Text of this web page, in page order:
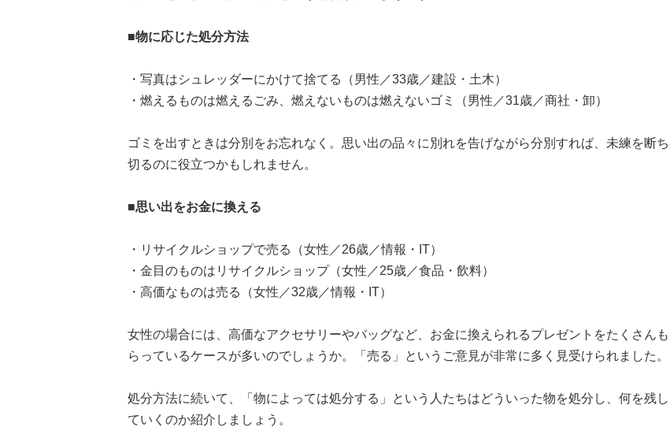
■物に応じた処分方法
・写真はシュレッダーにかけて捨てる（男性／33歳／建設・土木）
・燃えるものは燃えるごみ、燃えないものは燃えないゴミ（男性／31歳／商社・卸）
ゴミを出すときは分別をお忘れなく。思い出の品々に別れを告げながら分別すれば、未練を断ち
切るのに役立つかもしれません。
■思い出をお金に換える
・リサイクルショップで売る（女性／26歳／情報・IT）
・金目のものはリサイクルショップ（女性／25歳／食品・飲料）
・高価なものは売る（女性／32歳／情報・IT）
女性の場合には、高価なアクセサリーやバッグなど、お金に換えられるプレゼントをたくさんも
らっているケースが多いのでしょうか。「売る」というご意見が非常に多く見受けられました。
処分方法に続いて、「物によっては処分する」という人たちはどういった物を処分し、何を残し
ていくのか紹介しましょう。